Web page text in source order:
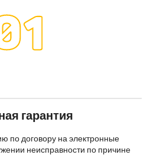
гарантия
по договору на электронные
неисправности по причине